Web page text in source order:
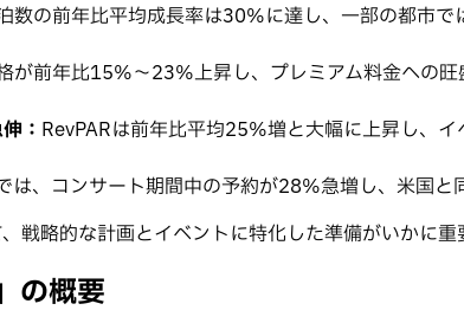
数の前年比平均成長率は30%に達し、一部の都市で
が前年比15%〜23%上昇し、プレミアム料金への旺
： RevPARは前年比平均25%増と大幅に上昇し、
は、コンサート期間中の予約が28%急増し、米国と
戦略的な計画とイベントに特化した準備がいかに重
の概要